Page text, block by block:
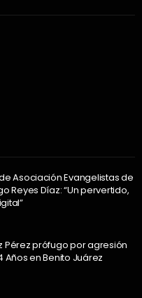
Asociación Evangelistas de
Reyes Díaz: “Un pervertido,
Pérez prófugo por agresión
Años en Benito Juárez